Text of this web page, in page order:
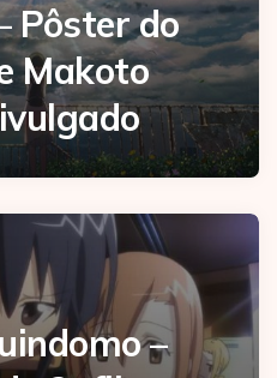
Pôster do
Makoto
–